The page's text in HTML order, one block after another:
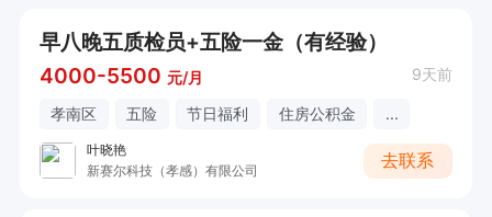
早八晚五质检员+五险一金（有经验）
4000-5500 元/月 9天前
孝南区 五险 节日福利 住房公积金 ...
叶晓艳
新赛尔科技（孝感）有限公司
去联系